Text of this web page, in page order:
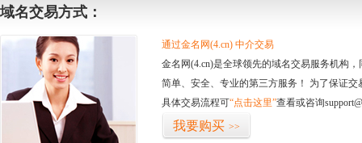
域名交易方式：
通过金名网(4.cn) 中介交易
金名网(4.cn)是全球领先的域名交易服务机构
简单、安全、专业的第三方服务！ 为了保证
具体交易流程可“点击这里”查看或咨询
我要购买 >>